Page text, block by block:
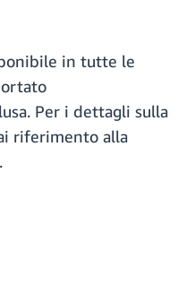
in tutte le
Per i dettagli sulla
riferimento alla
.